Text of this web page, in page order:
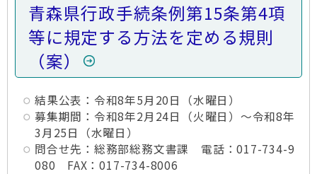
青森県行政手続条例第15条第4項
等に規定する方法を定める規則
（案）
結果公表：令和8年5月20日（水曜日）
募集期間：令和8年2月24日（火曜日）～令和8年
3月25日（水曜日）
問合せ先：総務部総務文書課 電話：017-734-9
080 FAX：017-734-8006